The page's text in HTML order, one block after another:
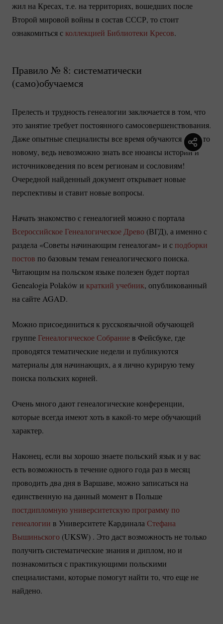
жил на Кресах, т.е. на территориях, вошедших после
Второй мировой войны в состав СССР, то стоит
ознакомиться с коллекцией Библиотеки Кресов.
Правило № 8: систематически
(само)обучаемся
Прелесть и трудность генеалогии заключается в том, что
это занятие требует постоянного самосовершенствования.
Даже опытные специалисты все время обучаются чему-то
новому, ведь невозможно знать все нюансы истории и
источниковедения по всем регионам и сословиям!
Очередной найденный документ открывает новые
перспективы и ставит новые вопросы.
Начать знакомство с генеалогией можно с портала
Всероссийское Генеалогическое Древо (ВГД), а именно с
раздела «Советы начинающим генеалогам» и с подборки
постов по базовым темам генеалогического поиска.
Читающим на польском языке полезен будет портал
Genealogia Polaków и краткий учебник, опубликованный
на сайте AGAD.
Можно присоединиться к русскоязычной обучающей
группе Генеалогическое Собраниев Фейсбуке, где
проводятся тематические недели и публикуются
материалы для начинающих, а я лично курирую тему
поиска польских корней.
Очень много дают генеалогические конференции,
которые всегда имеют хоть в какой-то мере обучающий
характер.
Наконец, если вы хорошо знаете польский язык и у вас
есть возможность в течение одного года раз в месяц
проводить два дня в Варшаве, можно записаться на
единственную на данный момент в Польше
постдипломную университетскую программу по
генеалогии в Университете Кардинала Стефана
Вышиньского (UKSW) . Это даст возможность не только
получить систематические знания и диплом, но и
познакомиться с практикующими польскими
специалистами, которые помогут найти то, что еще не
найдено.